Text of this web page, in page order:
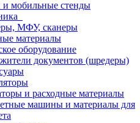
и мобильные стенды
МФУ, сканеры
материалы
оборудование
документов (шредеры)
и расходные материалы
машины и материалы для